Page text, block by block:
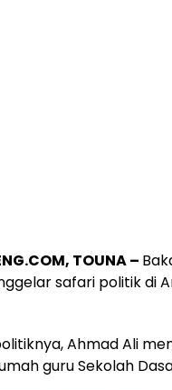
TOUNA –
safari politik di
Ahmad Ali
guru Sekolah